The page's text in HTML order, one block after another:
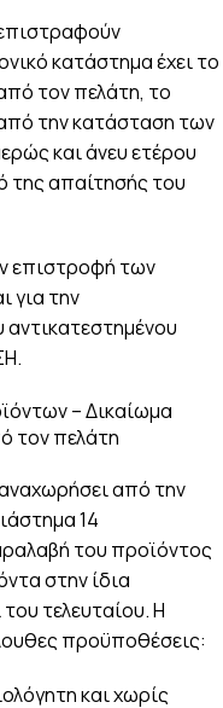
κατάστημα έχει το
τον πελάτη, το
την κατάσταση των
και άνευ ετέρου
της απαίτησής του
επιστροφή των
για την
– Δικαίωμα
τον πελάτη
από την
14
του προϊόντος
στην ίδια
τελευταίου. Η
προϋποθέσεις:
και χωρίς